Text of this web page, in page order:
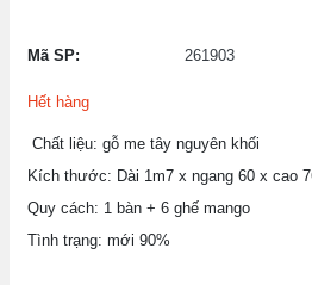
Mã SP: 261903
Hết hàng
Chất liệu: gỗ me tây nguyên khối
Kích thước: Dài 1m7 x ngang 60 x cao
Quy cách: 1 bàn + 6 ghế mango
Tình trạng: mới 90%